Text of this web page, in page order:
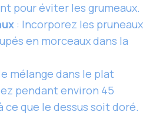
pour éviter les grumeaux.
: Incorporez les pruneaux
en morceaux dans la
mélange dans le plat
pendant environ 45
ce que le dessus soit doré.